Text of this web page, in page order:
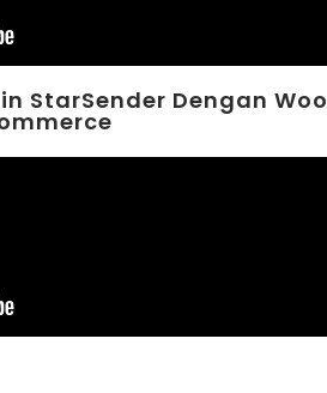
StarSender Dengan Woo